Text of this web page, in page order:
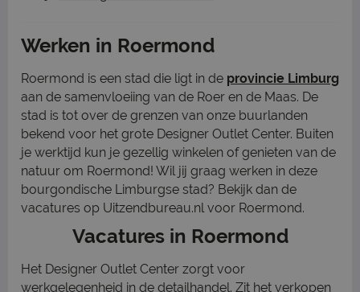
Werken in Roermond
Roermond is een stad die ligt in de provincie Limburg
aan de samenvloeiing van de Roer en de Maas. De
stad is tot over de grenzen van onze buurlanden
bekend voor het grote Designer Outlet Center. Buiten
je werktijd kun je gezellig winkelen of genieten van de
natuur om Roermond! Wil jij graag werken in deze
bourgondische Limburgse stad? Bekijk dan de
vacatures op Uitzendbureau.nl voor Roermond.
Vacatures in Roermond
Het Designer Outlet Center zorgt voor
werkgelegenheid in de detailhandel. Zit het verkopen